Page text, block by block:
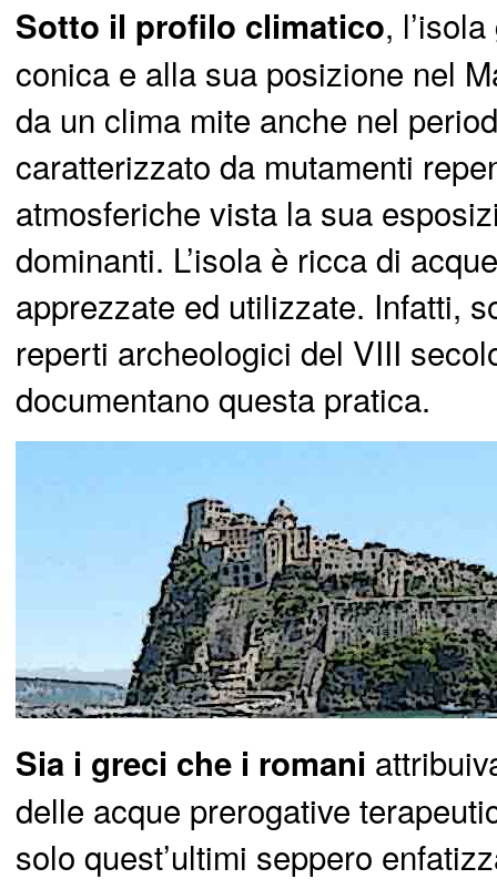
Sotto il profilo climatico,
conica e alla sua posizione nel
da un clima mite anche nel
caratterizzato da mutamenti
atmosferiche vista la sua
dominanti. L’isola è ricca di
apprezzate ed utilizzate. Infatti,
reperti archeologici del VIII
documentano questa pratica.
Sia i greci che i romani
delle acque prerogative
solo quest’ultimi seppero